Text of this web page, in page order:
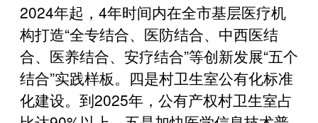
2024年起，4年时间内在全市基层医疗机
构打造“全专结合、医防结合、中西医结
合、医养结合、安疗结合”等创新发展“五个
结合”实践样板。四是村卫生室公有化标准
化建设。到2025年，公有产权村卫生室占